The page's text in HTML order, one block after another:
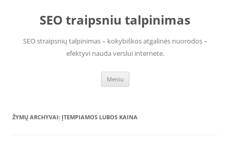
SEO traipsniu talpinimas
SEO straipsnių talpinimas – kokybiškos atgalinės nuorodos –
efektyvi nauda verslui internete.
Meniu
ŽYMŲ ARCHYVAI: ĮTEMPIAMOS LUBOS KAINA